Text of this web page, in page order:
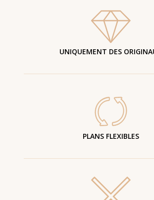
UNIQUEMENT DES
PLANS FLEXIBLES